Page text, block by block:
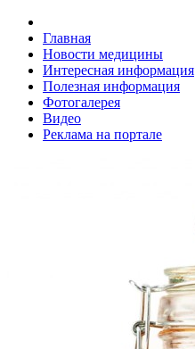
Главная
Новости медицины
Интересная информация
Полезная информация
Фотогалерея
Видео
Реклама на портале